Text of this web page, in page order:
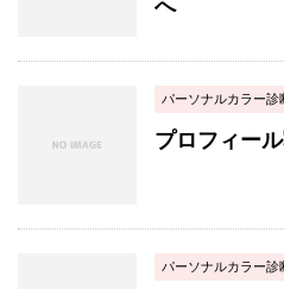
へ
パーソナルカラー診
プロフィー
パーソナルカラー診